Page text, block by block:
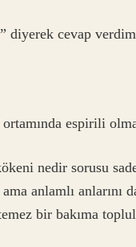
diyerek cevap
espirili
nedir sorusu
anlamlı anlarını
bir bakıma